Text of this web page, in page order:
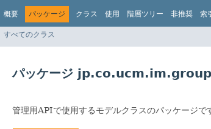
概要 パッケージ クラス 使用 階層ツリー 非推奨 索引
すべてのクラス
パッケージ
管理用APIで使用するモデルクラスのパッケージで